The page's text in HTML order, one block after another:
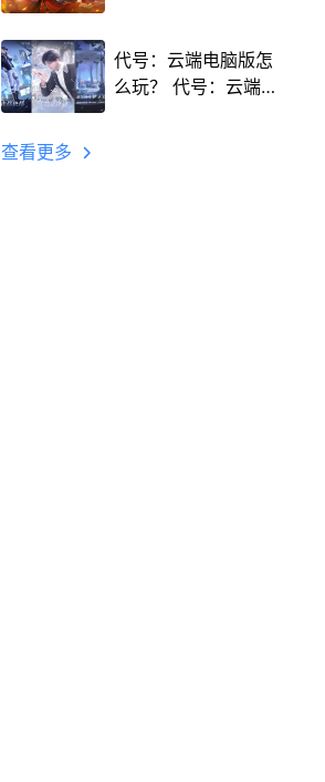
代号：云端电脑版怎
么玩？ 代号：云端性
查看更多